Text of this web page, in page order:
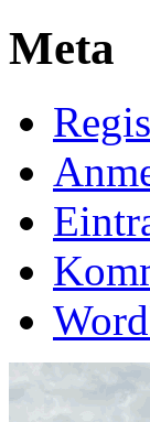
Meta